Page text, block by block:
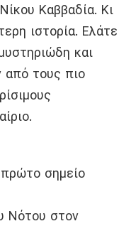
Καββαδία. Κι
ιστορία. Ελάτε
και
από τους πιο
σημείο
Νότου στον